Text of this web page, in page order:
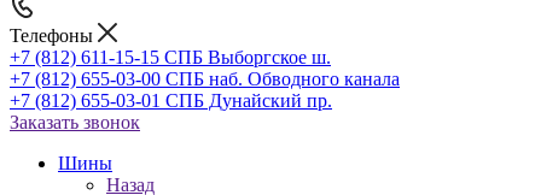
Телефоны
+7 (812) 611-15-15 СПБ Выборгское ш.
+7 (812) 655-03-00 СПБ наб. Обводного канала
+7 (812) 655-03-01 СПБ Дунайский пр.
Заказать звонок
Шины
Назад